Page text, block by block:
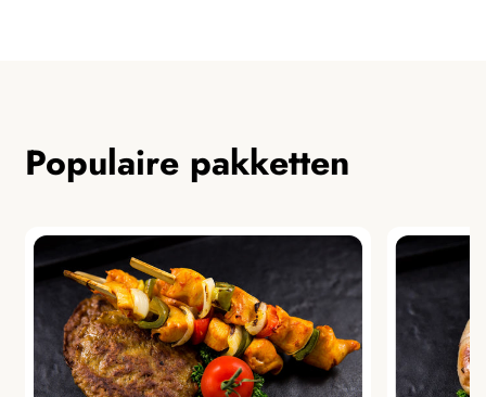
Populaire pakketten